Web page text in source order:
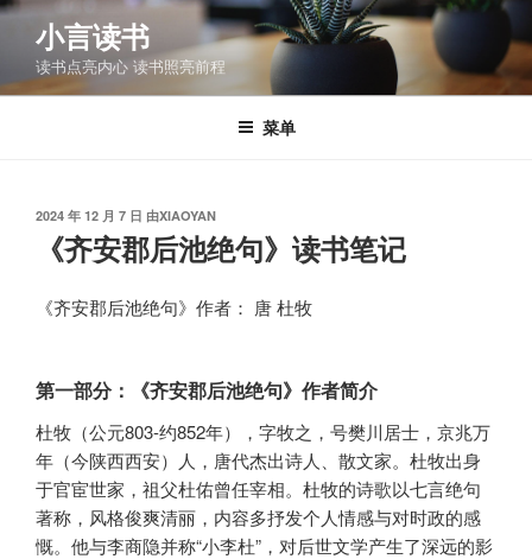
跳
容
小言读书
读书点亮内心 读书照亮前程
菜单
发
2024 年 12 月 7 日 由XIAOYAN
《齐安郡后池绝句》读书笔记
《齐安郡后池绝句》作者： 唐 杜牧
第一部分：《齐安郡后池绝句》作者简介
杜牧（公元803-约852年），字牧之，号樊川居士，京兆万
年（今陕西西安）人，唐代杰出诗人、散文家。杜牧出身
于官宦世家，祖父杜佑曾任宰相。杜牧的诗歌以七言绝句
著称，风格俊爽清丽，内容多抒发个人情感与对时政的感
慨。他与李商隐并称“小李杜”，对后世文学产生了深远的影